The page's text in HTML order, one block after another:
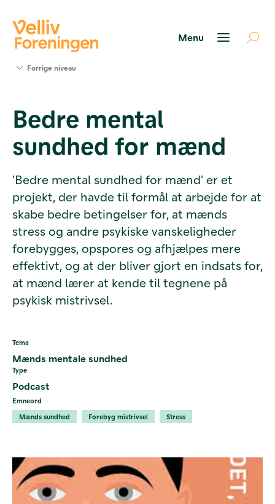
Værktøjer
og viden
Om Velliv
Foreningen
os
Forrige niveau
Bedre mental
sundhed for mænd
'Bedre mental sundhed for mænd' er et
projekt, der havde til formål at arbejde for at
skabe bedre betingelser for, at mænds
stress og andre psykiske vanskeligheder
forebygges, opspores og afhjælpes mere
effektivt, og at der bliver gjort en indsats for,
at mænd lærer at kende til tegnene på
psykisk mistrivsel.
Tema
Mænds mentale sundhed
Type
Podcast
Emneord
Mænds sundhed
Forebyg mistrivsel Stress